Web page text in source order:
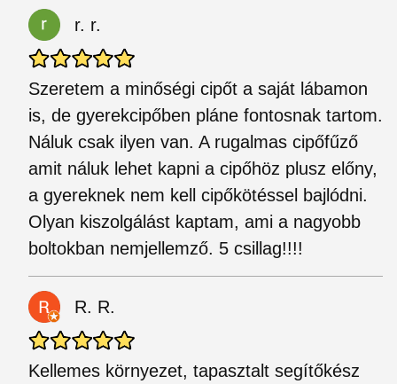
r. r.
Szeretem a minőségi cipőt a saját lábamon
is, de gyerekcipőben pláne fontosnak tartom.
Náluk csak ilyen van. A rugalmas cipőfűző
amit náluk lehet kapni a cipőhöz plusz előny,
a gyereknek nem kell cipőkötéssel bajlódni.
Olyan kiszolgálást kaptam, ami a nagyobb
boltokban nemjellemző. 5 csillag!!!!
R. R.
Kellemes környezet, tapasztalt segítőkész